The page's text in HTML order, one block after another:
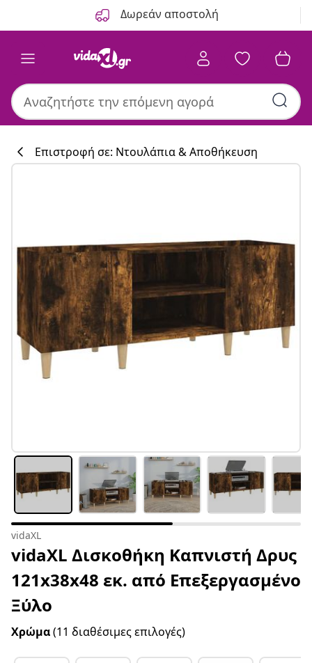
Δωρεάν αποστολή
#sharemevidaxl
Επιστροφή σε: Ντουλάπια & Αποθήκευση
vidaXL
vidaXL Δισκοθήκη Καπνιστή Δρυς
121x38x48 εκ. από Επεξεργασμένο
Ξύλο
Χρώμα(11 διαθέσιμες επιλογές)